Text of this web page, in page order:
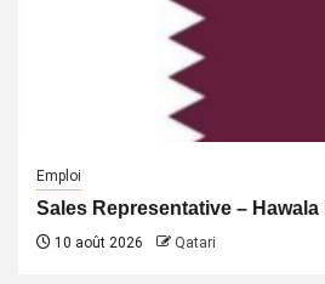
Emploi
Sales Representative – Hawala
10 août 2026 Qatari